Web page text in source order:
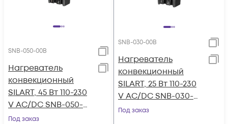
SNB-050-00B
Нагреватель
конвекционный
SILART, 45 Вт 110-230
V AC/DC SNB-050-
00B
Под заказ
SNB-030-00B
Нагреватель
конвекционный
SILART, 25 Вт 110-230
V AC/DC SNB-030-
00B
Под заказ